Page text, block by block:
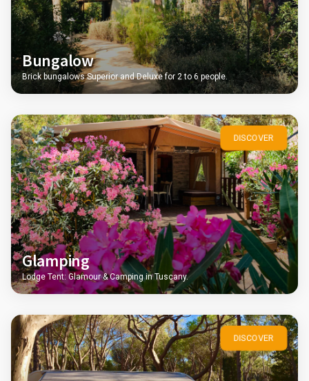
Bungalow
Brick bungalows Superior and Deluxe for 2 to 6 people.
DISCOVER
Glamping
Lodge Tent: Glamour & Camping in Tuscany.
DISCOVER